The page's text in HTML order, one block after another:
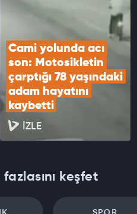
Cami yolunda acı
son: Motosikletin
çarptığı 78 yaşındaki
adam hayatını
kaybetti
İZLE
keşfet